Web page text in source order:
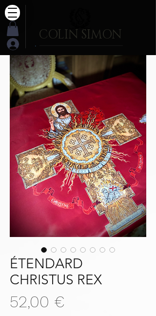
COLIN SIMON
.
ÉTENDARD
CHRISTUS REX
52,00 €